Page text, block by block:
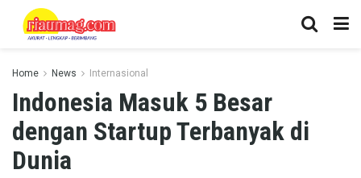
Home News Internasional
Indonesia Masuk 5 Besar
dengan Startup Terbanyak di
Dunia